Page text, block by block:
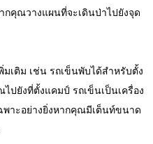
กคุณวางแผนที่จะเดินป่าไปยังจุด
เติม เช่น รถเข็นพับได้สำหรับตั้ง
ปยังที่ตั้งแคมป์ รถเข็นเป็นเครื่อง
าะอย่างยิ่งหากคุณมีเต็นท์ขนาด